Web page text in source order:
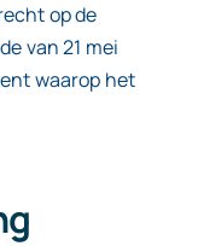
op de
van 21 mei
waarop het